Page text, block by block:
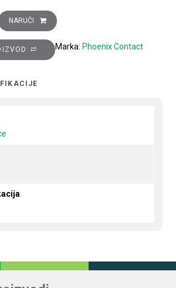
šinu, konektor pin pattern AB, 15A, LED
NARUČI
Marka: Phoenix Contact